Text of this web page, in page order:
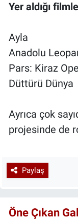
Yer aldığı
Ayla
Anadolu
Pars: Kiraz
Düttürü Dünya
Ayrıca çok
projesinde de
Paylaş
Öne Çıkan